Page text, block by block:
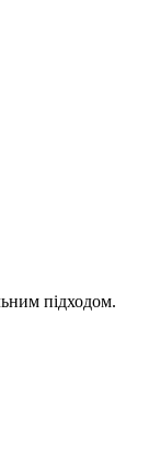
підходом.